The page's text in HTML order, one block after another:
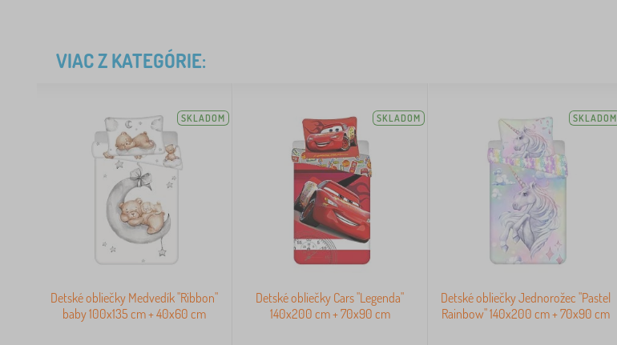
VIAC Z KATEGÓRIE:
SKLADOM
Detské obliečky Medvedík "Ribbon"
baby 100x135 cm + 40x60 cm
SKLADOM
Detské obliečky Cars "Legenda"
140x200 cm + 70x90 cm
SKLADOM
Detské obliečky Jednorožec "Pastel
Rainbow" 140x200 cm + 70x90 cm